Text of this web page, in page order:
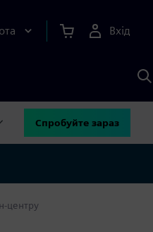
Вхід
Спробуйте зараз
центру